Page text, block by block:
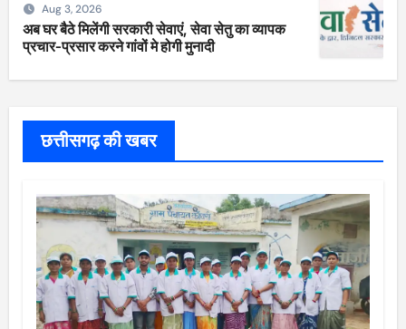
Aug 3, 2026
अब घर बैठे मिलेंगी सरकारी सेवाएं, सेवा सेतु का व्यापक
प्रचार-प्रसार करने गांवों मे होगी मुनादी
छत्तीसगढ़ की खबर